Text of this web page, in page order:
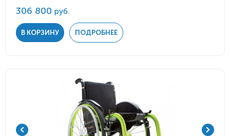
306 800 руб.
В КОРЗИНУ ПОДРОБНЕЕ